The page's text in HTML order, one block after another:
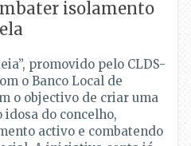
isolamento
promovido pelo CLDS-
o Banco Local de
o objectivo de criar uma
idosa do concelho,
activo e combatendo